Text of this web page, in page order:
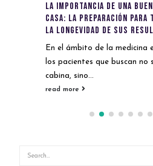
La Importancia de una
Casa: La Preparación
la Longevidad de sus
En el ámbito de la medicina
los pacientes que buscan no
cabina, sino...
read more